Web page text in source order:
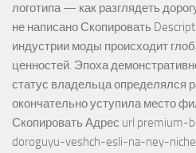
логотипа — как разглядеть
не написано Скопировать
индустрии моды происходит
ценностей. Эпоха
статус владельца определялся
окончательно уступила место
Скопировать Адрес url premium-
doroguyu-veshch-esli-na-ney-